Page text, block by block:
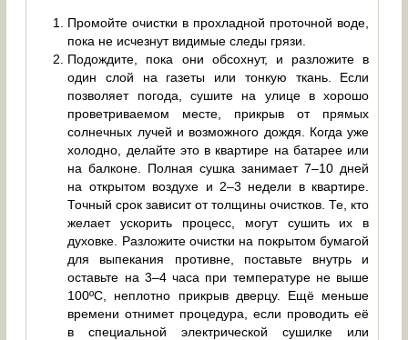
Промойте очистки в прохладной проточной воде,
пока не исчезнут видимые следы грязи.
Подождите, пока они обсохнут, и разложите в
один слой на газеты или тонкую ткань. Если
позволяет погода, сушите на улице в хорошо
проветриваемом месте, прикрыв от прямых
солнечных лучей и возможного дождя. Когда уже
холодно, делайте это в квартире на батарее или
на балконе. Полная сушка занимает 7–10 дней
на открытом воздухе и 2–3 недели в квартире.
Точный срок зависит от толщины очистков. Те, кто
желает ускорить процесс, могут сушить их в
духовке. Разложите очистки на покрытом бумагой
для выпекания противне, поставьте внутрь и
оставьте на 3–4 часа при температуре не выше
100ºС, неплотно прикрыв дверцу. Ещё меньше
времени отнимет процедура, если проводить её
в специальной электрической сушилке или